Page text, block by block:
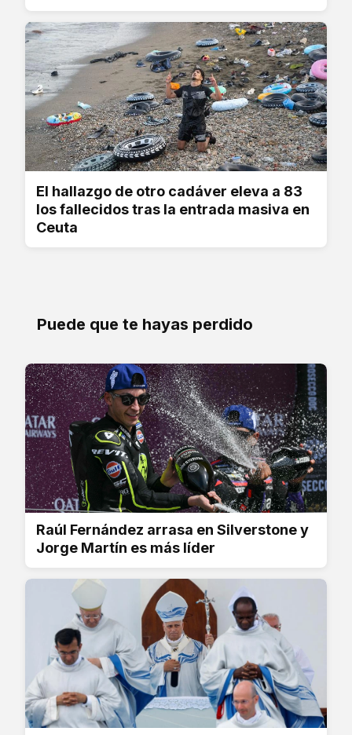
El hallazgo de otro cadáver eleva a 83
los fallecidos tras la entrada masiva en
Ceuta
Puede que te hayas perdido
Raúl Fernández arrasa en Silverstone y
Jorge Martín es más líder